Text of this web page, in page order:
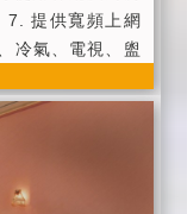
7. 提供寬頻上網
冷氣、電視、盥
勵自備盥洗用
1. 提供美味早
遊蘭陽鄉間小
廳及廚房 6.
提供寬頻上網